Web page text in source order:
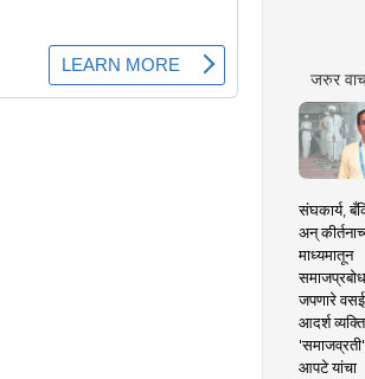
जरुर
संघकार्य,
अन्
माध्यमातून
जपणारे
आदर्श
आपटे यांचा